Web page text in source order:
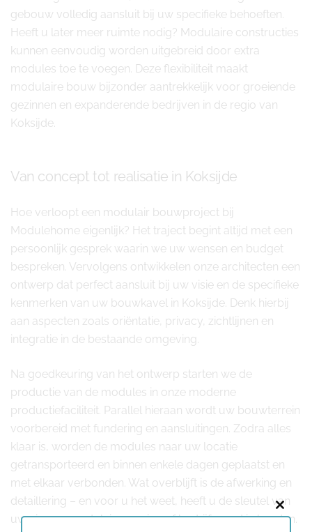
gebouw volledig aansluit bij uw specifieke behoeften.
Heeft u later meer ruimte nodig? Modulaire constructies
kunnen eenvoudig worden uitgebreid door extra
modules toe te voegen. Deze flexibiliteit maakt
modulaire bouw bijzonder aantrekkelijk voor groeiende
gezinnen en expanderende bedrijven in de regio van
Koksijde.
Van concept tot realisatie in Koksijde
Hoe verloopt een modulair bouwproject bij
Modulehome eigenlijk? Het traject begint altijd met een
persoonlijk gesprek waarin we uw wensen en budget
bespreken. Vervolgens ontwikkelen onze architecten een
ontwerp dat perfect aansluit bij uw visie en de specifieke
kenmerken van uw bouwkavel in Koksijde. Denk hierbij
aan aspecten zoals oriëntatie, privacy, zichtlijnen en
integratie in de bestaande omgeving.
Na goedkeuring van het ontwerp starten we de
productie van de modules in onze moderne
productiefaciliteit. Parallel hieraan wordt uw bouwterrein
voorbereid met fundering en aansluitingen. Zodra alles
klaar is, worden de modules naar uw locatie
getransporteerd en binnen enkele dagen geplaatst en
met elkaar verbonden. Wat overblijft is de afwerking en
detaillering – en voor u het weet, heeft u de sleutel van
uw nieuwe modulaire woning of bedrijfspand in handen.
Close